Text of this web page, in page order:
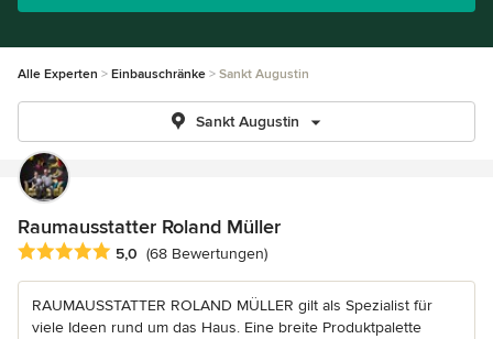
Alle Experten Einbauschränke Sankt Augustin
Sankt Augustin
Raumausstatter Roland Müller
Durchschnittliche Bewertung: 5 von 5 Sternen
5,0 (68 Bewertungen)
RAUMAUSSTATTER ROLAND MÜLLER gilt als Spezialist für
viele Ideen rund um das Haus. Eine breite Produktpalette